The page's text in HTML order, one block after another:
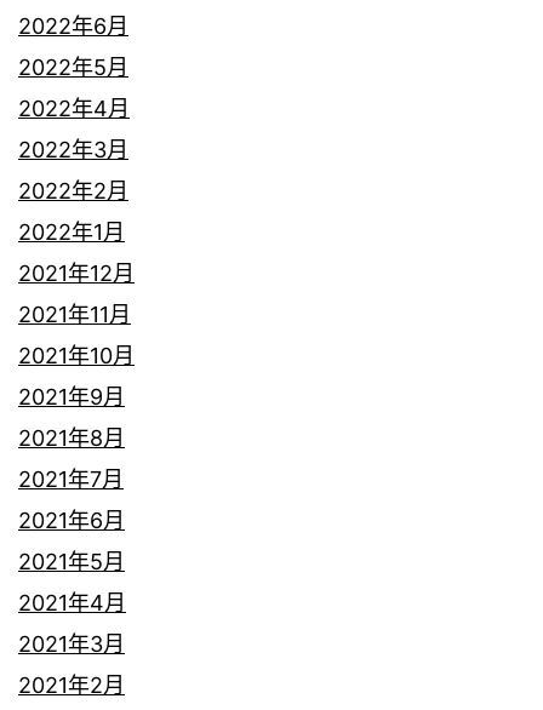
2022年6月
2022年5月
2022年4月
2022年3月
2022年2月
2022年1月
2021年12月
2021年11月
2021年10月
2021年9月
2021年8月
2021年7月
2021年6月
2021年5月
2021年4月
2021年3月
2021年2月